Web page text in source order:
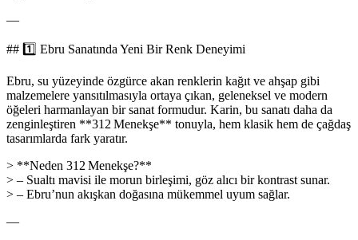
—
## 1️⃣ Ebru Sanatında Yeni Bir Renk Deneyimi
Ebru, su yüzeyinde özgürce akan renklerin kağıt ve ahşap gibi
malzemelere yansıtılmasıyla ortaya çıkan, geleneksel ve modern
öğeleri harmanlayan bir sanat formudur. Karin, bu sanatı daha da
zenginleştiren **312 Menekşe** tonuyla, hem klasik hem de çağdaş
tasarımlarda fark yaratır.
> **Neden 312 Menekşe?**
> – Sualtı mavisi ile morun birleşimi, göz alıcı bir kontrast sunar.
> – Ebru’nun akışkan doğasına mükemmel uyum sağlar.
—